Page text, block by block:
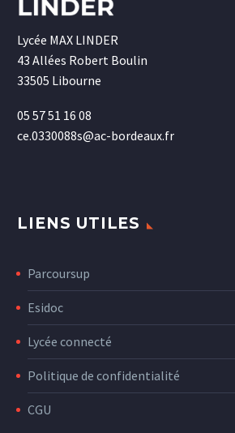
Lycée MAX LINDER
43 Allées Robert Boulin
33505 Libourne
05 57 51 16 08
ce.0330088s@ac-bordeaux.fr
LIENS UTILES
Parcoursup
Esidoc
Lycée connecté
Politique de confidentialité
CGU